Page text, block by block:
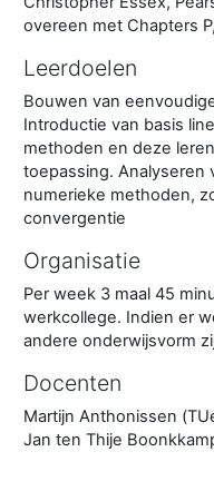
overeen met Chapters
Leerdoelen
Bouwen van
Introductie van basis
methoden en deze
toepassing. Analyseren
numerieke methoden,
convergentie
Organisatie
Per week 3 maal 45
werkcollege. Indien er
andere onderwijsvorm
Docenten
Martijn Anthonissen
Jan ten Thije